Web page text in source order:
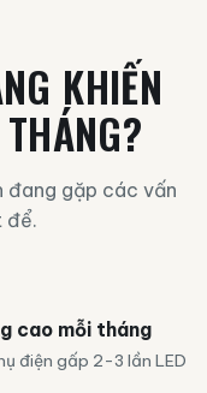
KHIẾN
đang gặp các vấn
để.
cao mỗi tháng
điện gấp 2-3 lần LED